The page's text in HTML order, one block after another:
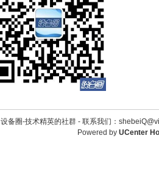
设备圈-技术精英的社群 - 联系我们：
Powered by UCenter